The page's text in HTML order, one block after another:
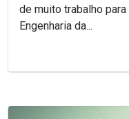
de muito trabalho
Engenharia da...